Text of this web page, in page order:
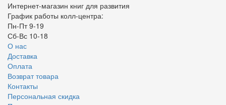
Интернет-магазин книг для развития
График работы колл-центра:
Пн-Пт 9-19
Сб-Вс 10-18
О нас
Доставка
Оплата
Возврат товара
Контакты
Персональная скидка